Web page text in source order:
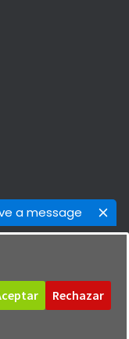
a message
y
Rechazar